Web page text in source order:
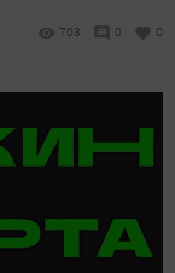
703 0 0